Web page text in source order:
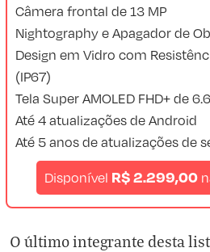
Câmera frontal de 13 MP
Nightography e Apagador de
Design em Vidro com
(IP67)
Tela Super AMOLED FHD+ de
Até 4 atualizações de Android
Até 5 anos de atualizações de
Disponível R$ 2.299,00
O último integrante desta